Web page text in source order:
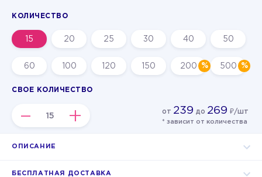
КОЛИЧЕСТВО
15 20 25 30 40 50
60 100 120 150 200 500
СВОЕ КОЛИЧЕСТВО
– + от 239 до 269 ₽/шт
* зависит от количества
ОПИСАНИЕ
БЕСПЛАТНАЯ ДОСТАВКА